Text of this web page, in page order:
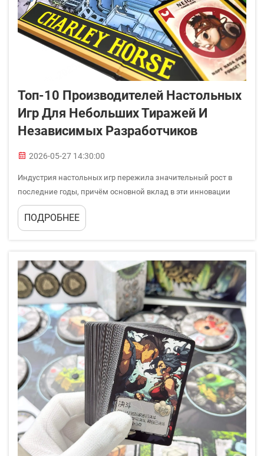
Топ-10 Производителей Настольных
Игр Для Небольших Тиражей И
Независимых Разработчиков
2026-05-27 14:30:00
Индустрия настольных игр пережила значительный рост в
последние годы, причём основной вклад в эти инновации
вносят независимые разработчики и небольшие
издательства. Поиск подходящих производителей
настольных игр для небольших тиражей стал ключевым
ПОДРОБНЕЕ